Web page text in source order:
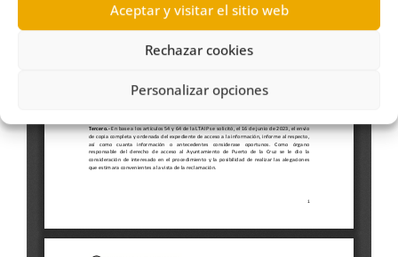
Aceptar y visitar el sitio web
Rechazar cookies
Personalizar opciones